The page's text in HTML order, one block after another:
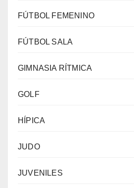
FÚTBOL FEMENINO
FÚTBOL SALA
GIMNASIA RÍTMICA
GOLF
HÍPICA
JUDO
JUVENILES